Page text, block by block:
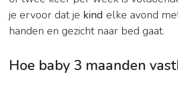
je ervoor dat je kind elke avond
handen en gezicht naar bed gaat.
Hoe baby 3 maanden